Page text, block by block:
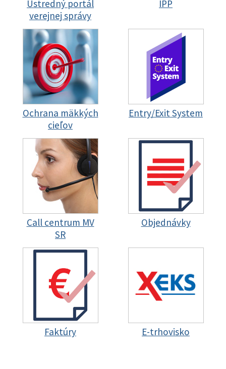
Ústredný portál
verejnej správy
IPP
Ochrana mäkkých
cieľov
Entry/Exit System
Call centrum MV
SR
Objednávky
Faktúry E-trhovisko